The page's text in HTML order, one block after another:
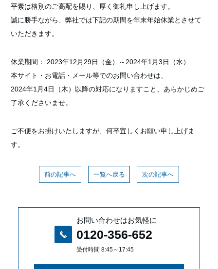
平素は格別のご高配を賜り、厚く御礼申し上げます。
誠に勝手ながら、弊社では下記の期間を年末年始休業とさせて
いただきます。
休業期間： 2023年12月29日（金）～2024年1月3日（水）
本サイト・お電話・メール等でのお問い合わせは、
2024年1月4日（木）以降の対応になりますこと、あらかじめご
了承くださいませ。
ご不便をお掛けいたしますが、何卒宜しくお願い申し上げま
す。
前の記事へ 一覧へ戻る 次の記事へ
お問い合わせはお気軽に
0120-356-652
受付時間 8:45～17:45